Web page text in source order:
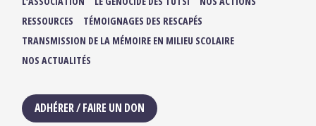
RESSOURCES
TÉMOIGNAGES DES RESCAPÉS
TRANSMISSION DE LA MÉMOIRE EN MILIEU SCOLAIRE
NOS ACTUALITÉS
ADHÉRER / FAIRE UN DON